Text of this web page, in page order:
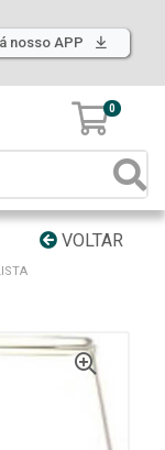
nosso APP
0
VOLTAR